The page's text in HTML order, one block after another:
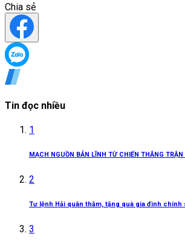
Chia sẻ
Tin đọc nhiều
1
MẠCH NGUỒN BẢN LĨNH TỪ CHIẾN THẮNG TRẬN
2
Tư lệnh Hải quân thăm, tặng quà gia đình chính
3